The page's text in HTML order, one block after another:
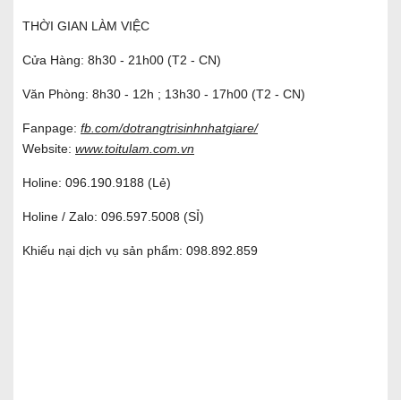
THỜI GIAN LÀM VIỆC
Cửa Hàng: 8h30 - 21h00 (T2 - CN)
Văn Phòng: 8h30 - 12h ; 13h30 - 17h00 (T2 - CN)
Fanpage: fb.com/dotrangtrisinhnhatgiare/
Website: www.toitulam.com.vn
Holine: 096.190.9188 (Lẻ)
Holine / Zalo: 096.597.5008 (SỈ)
Khiếu nại dịch vụ sản phẩm: 098.892.859